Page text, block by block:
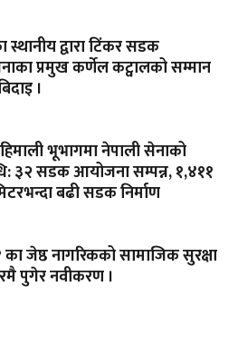
स्थानीय द्वारा टिंकर सडक
प्रमुख कर्णेल कट्वालको सम्मान
।
भूभागमा नेपाली सेनाको
३२ सडक आयोजना सम्पन्न, १,४११
बढी सडक निर्माण
का जेष्ठ नागरिकको सामाजिक सुरक्षा
पुगेर नवीकरण ।